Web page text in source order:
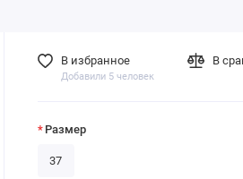
В избранное
Добавили 5 человек
В
Размер
37